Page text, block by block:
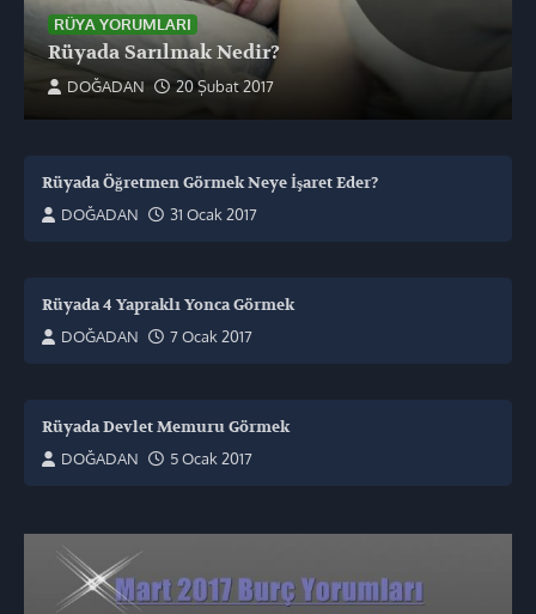
RÜYA YORUMLARI
Rüyada Sarılmak Nedir?
DOĞADAN 20 Şubat 2017
Rüyada Öğretmen Görmek Neye İşaret Eder?
DOĞADAN
31 Ocak 2017
Rüyada 4 Yapraklı Yonca Görmek
DOĞADAN
7 Ocak 2017
Rüyada Devlet Memuru Görmek
DOĞADAN
5 Ocak 2017